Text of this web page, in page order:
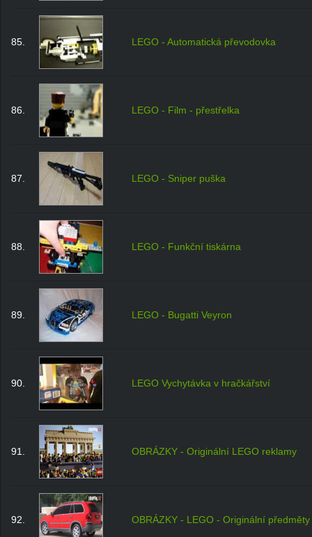
85. LEGO - Automatická převodovka
86. LEGO - Film - přestřelka
87. LEGO - Sniper puška
88. LEGO - Funkční tiskárna
89. LEGO - Bugatti Veyron
90. LEGO Vychytávka v hračkářství
91. OBRÁZKY - Originální LEGO reklamy
92. OBRÁZKY - LEGO - Originální předměty